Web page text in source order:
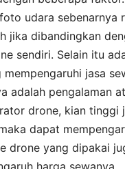
udara sebenarnya
jika dibandingkan
sendiri. Selain itu
mempengaruhi jasa
adalah pengalaman
drone, kian tinggi
dapat
drone yang dipakai